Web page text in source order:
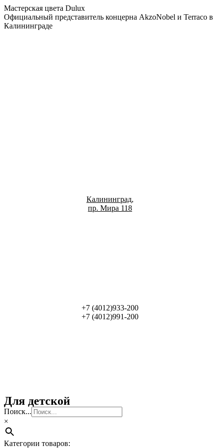
Мастерская цвета Dulux
Официальный представитель концерна AkzoNobel и Terraco в
Калининграде
Калининград,
пр. Мира 118
+7 (4012)933-200
+7 (4012)991-200
Для детской
Поиск...
×
Категории товаров: